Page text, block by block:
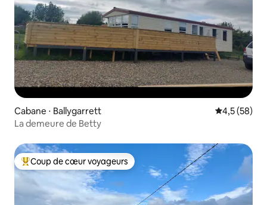
Cabane ⋅ Ballygarrett Évaluation
4,5 (58)
La demeure de Betty
Coups de cœur voyageurs les plus appréciés
Coup de cœur voyageurs